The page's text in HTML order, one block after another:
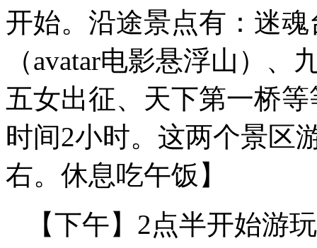
开始。沿途景点有：迷
（avatar电影悬浮山）
五女出征、天下第一桥
时间2小时。这两个景区
右。休息吃午饭】
【下午】2点半开始游